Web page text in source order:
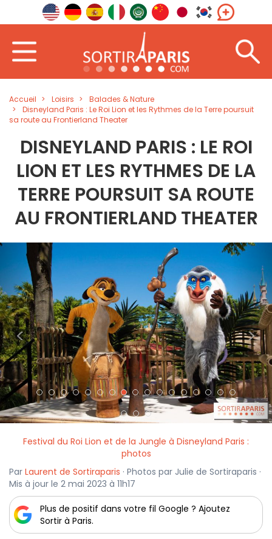
Accueil Loisirs
Balades & Nature
Disneyland Paris : Le Roi Lion et les Rythmes de la Terre poursuit
sa route au Frontierland Theater
DISNEYLAND PARIS : LE ROI
LION ET LES RYTHMES DE LA
TERRE POURSUIT SA ROUTE
AU FRONTIERLAND THEATER
< >
Festival du Roi Lion et de la Jungle à Disneyland Paris :
photos
Par Laurent de Sortiraparis · Photos par Julie de Sortiraparis ·
Mis à jour le 2 mai 2023 à 11h17
Plus de positif dans votre fil Google ? Ajoutez
Sortir à Paris.